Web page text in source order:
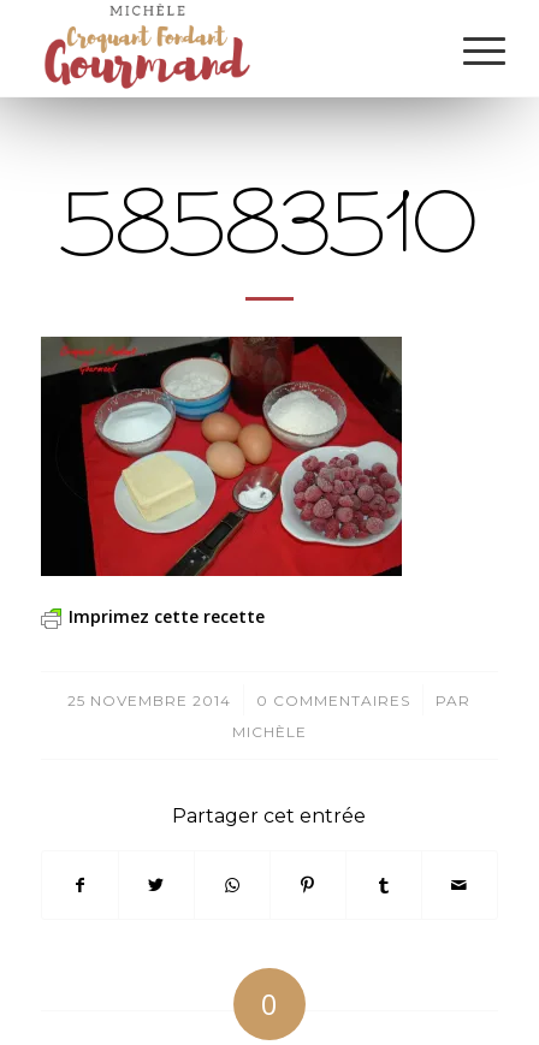
58583510
Imprimez cette recette
25 NOVEMBRE 2014
/ 0 COMMENTAIRES
/
PAR
MICHÈLE
Partager cet entrée
0